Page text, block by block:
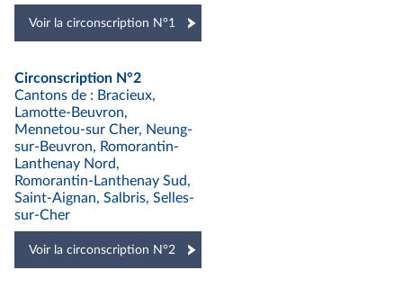
Voir la circonscription N°1
Circonscription N°2
Cantons de : Bracieux,
Lamotte-Beuvron,
Mennetou-sur Cher, Neung-
sur-Beuvron, Romorantin-
Lanthenay Nord,
Romorantin-Lanthenay Sud,
Saint-Aignan, Salbris, Selles-
sur-Cher
Voir la circonscription N°2